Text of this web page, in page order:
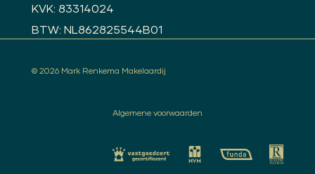
KVK: 83314024
BTW: NL862825544B01
© 2026 Mark Renkema Makelaardij
Algemene voorwaarden